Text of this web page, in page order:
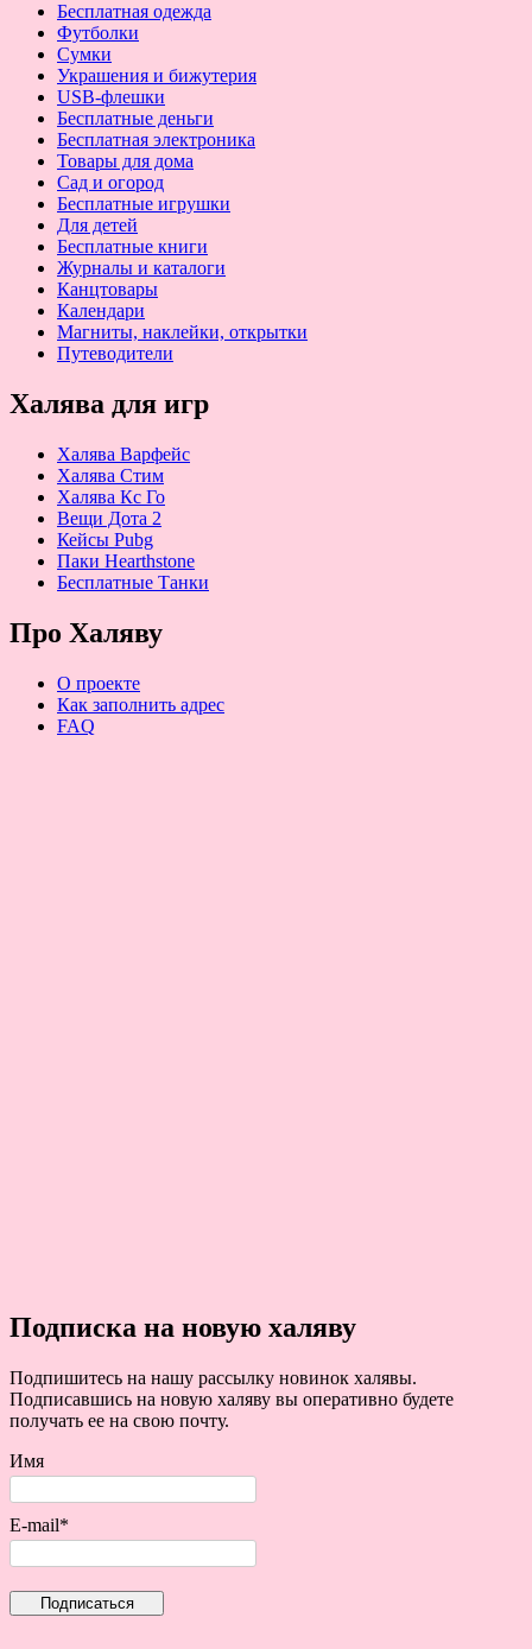
Бесплатная одежда
Футболки
Сумки
Украшения и бижутерия
USB-флешки
Бесплатные деньги
Бесплатная электроника
Товары для дома
Сад и огород
Бесплатные игрушки
Для детей
Бесплатные книги
Журналы и каталоги
Канцтовары
Календари
Магниты, наклейки, открытки
Путеводители
Халява для игр
Халява Варфейс
Халява Стим
Халява Кс Го
Вещи Дота 2
Кейсы Pubg
Паки Hearthstone
Бесплатные Танки
Про Халяву
О проекте
Как заполнить адрес
FAQ
Подписка на новую халяву
Подпишитесь на нашу рассылку новинок халявы.
Подписавшись на новую халяву вы оперативно будете
получать ее на свою почту.
Имя
E-mail*